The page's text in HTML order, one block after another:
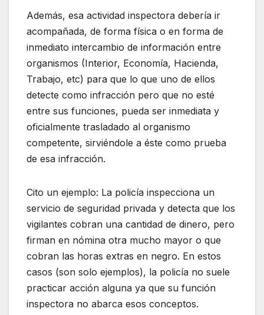
Además, esa actividad inspectora debería ir
acompañada, de forma física o en forma de
inmediato intercambio de información entre
organismos (Interior, Economía, Hacienda,
Trabajo, etc) para que lo que uno de ellos
detecte como infracción pero que no esté
entre sus funciones, pueda ser inmediata y
oficialmente trasladado al organismo
competente, sirviéndole a éste como prueba
de esa infracción.
Cito un ejemplo: La policía inspecciona un
servicio de seguridad privada y detecta que los
vigilantes cobran una cantidad de dinero, pero
firman en nómina otra mucho mayor o que
cobran las horas extras en negro. En estos
casos (son solo ejemplos), la policía no suele
practicar acción alguna ya que su función
inspectora no abarca esos conceptos.